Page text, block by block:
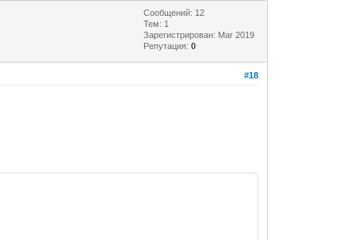
>
Сообщений: 12
Тем: 1
Зарегистрирован: Mar 2019
Репутация:0
#18